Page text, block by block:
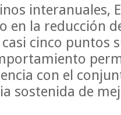
interanuales,
en la reducción
casi cinco puntos
con el
sostenida de